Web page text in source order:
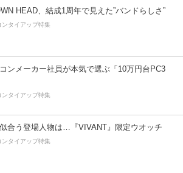
HEAD、結成1周年で見えた”バンドらしさ”
ンタイアップ特集
ンメーカー社員が本気で選ぶ「10万円台PC3
ンタイアップ特集
合う登場人物は…『VIVANT』限定ウオッチ
ンタイアップ特集